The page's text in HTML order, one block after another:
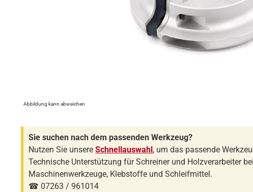
Abbildung kann abweichen
Sie suchen nach dem passenden Werkzeug?
Nutzen Sie unsere Schnellauswahl , um das passende
Technische Unterstützung für Schreiner und Holzverarbeiter
Maschinenwerkzeuge, Klebstoffe und Schleifmittel.
☎ 07263 / 961014